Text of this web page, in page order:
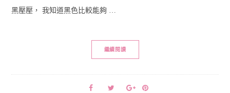
黑壓壓， 我知道黑色比較能夠 …
繼續閱讀